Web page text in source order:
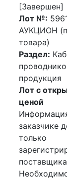
[Завершен]
Лот №:
АУКЦИОН
товара)
Раздел:
продукция
Лот с
ценой
заказчике
только